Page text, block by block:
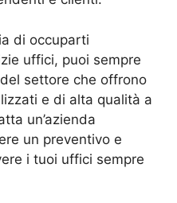
di occuparti
uffici, puoi sempre
settore che offrono
e di alta qualità a
un’azienda
un preventivo e
i tuoi uffici sempre